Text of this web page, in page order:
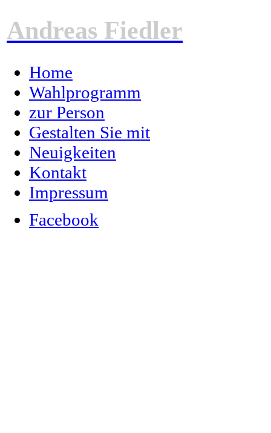
Andreas Fiedler
Home
Wahlprogramm
zur Person
Gestalten Sie mit
Neuigkeiten
Kontakt
Impressum
Facebook